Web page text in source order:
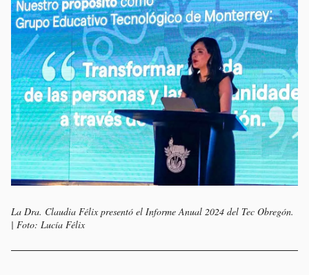
La Dra. Claudia Félix presentó el Informe Anual 2024 del Tec Obregón.
| Foto: Lucía Félix